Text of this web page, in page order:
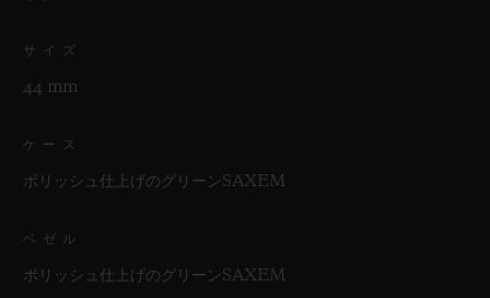
サイズ
44 mm
ケース
ポリッシュ仕上げのグリーンSAXEM
ベゼル
ポリッシュ仕上げのグリーンSAXEM